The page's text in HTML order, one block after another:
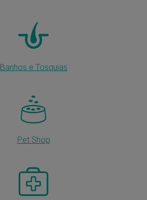
Banhos e Tosquias
Pet Shop